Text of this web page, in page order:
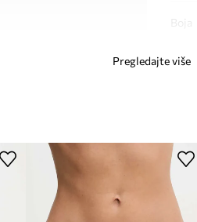
ID
Pregledajte više